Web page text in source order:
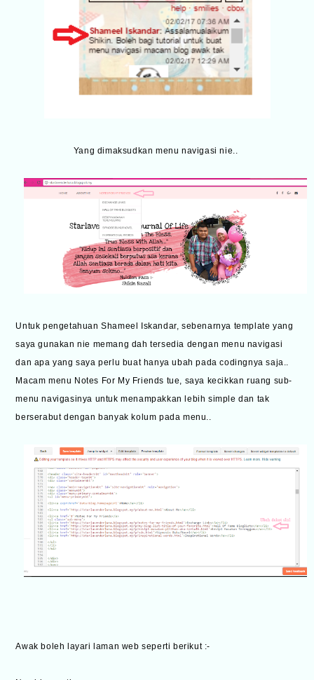
Yang dimaksudkan menu navigasi nie..
Untuk pengetahuan Shameel Iskandar, sebenarnya template yang
saya gunakan nie memang dah tersedia dengan menu navigasi
dan apa yang saya perlu buat hanya ubah pada codingnya saja..
Macam menu Notes For My Friends tue, saya kecikkan ruang sub-
menu navigasinya untuk menampakkan lebih simple dan tak
berserabut dengan banyak kolum pada menu..
Awak boleh layari laman web seperti berikut :-